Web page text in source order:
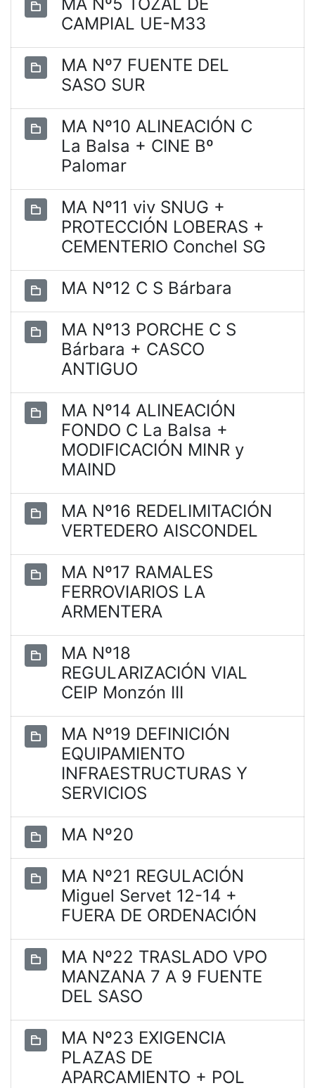
CAMPIAL UE-M33
MA Nº7 FUENTE DEL
SASO SUR
MA Nº10 ALINEACIÓN C
La Balsa + CINE Bº
Palomar
MA Nº11 viv SNUG +
PROTECCIÓN LOBERAS +
CEMENTERIO Conchel SG
MA Nº12 C S Bárbara
MA Nº13 PORCHE C S
Bárbara + CASCO
ANTIGUO
MA Nº14 ALINEACIÓN
FONDO C La Balsa +
MODIFICACIÓN MINR y
MAIND
MA Nº16 REDELIMITACIÓN
VERTEDERO AISCONDEL
MA Nº17 RAMALES
FERROVIARIOS LA
ARMENTERA
MA Nº18
REGULARIZACIÓN VIAL
CEIP Monzón III
MA Nº19 DEFINICIÓN
EQUIPAMIENTO
INFRAESTRUCTURAS Y
SERVICIOS
MA Nº20
MA Nº21 REGULACIÓN
Miguel Servet 12-14 +
FUERA DE ORDENACIÓN
MA Nº22 TRASLADO VPO
MANZANA 7 A 9 FUENTE
DEL SASO
MA Nº23 EXIGENCIA
PLAZAS DE
APARCAMIENTO + POL